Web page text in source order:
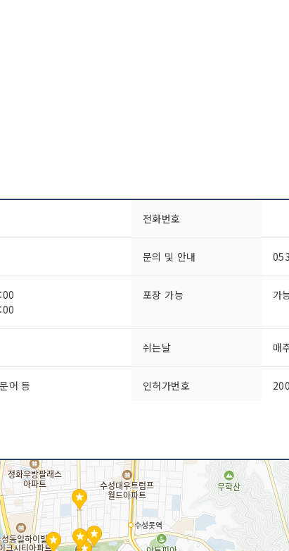
전화번호
문의 및 안내
포장 가능 가
쉬는날 매
어 등 인허가번호